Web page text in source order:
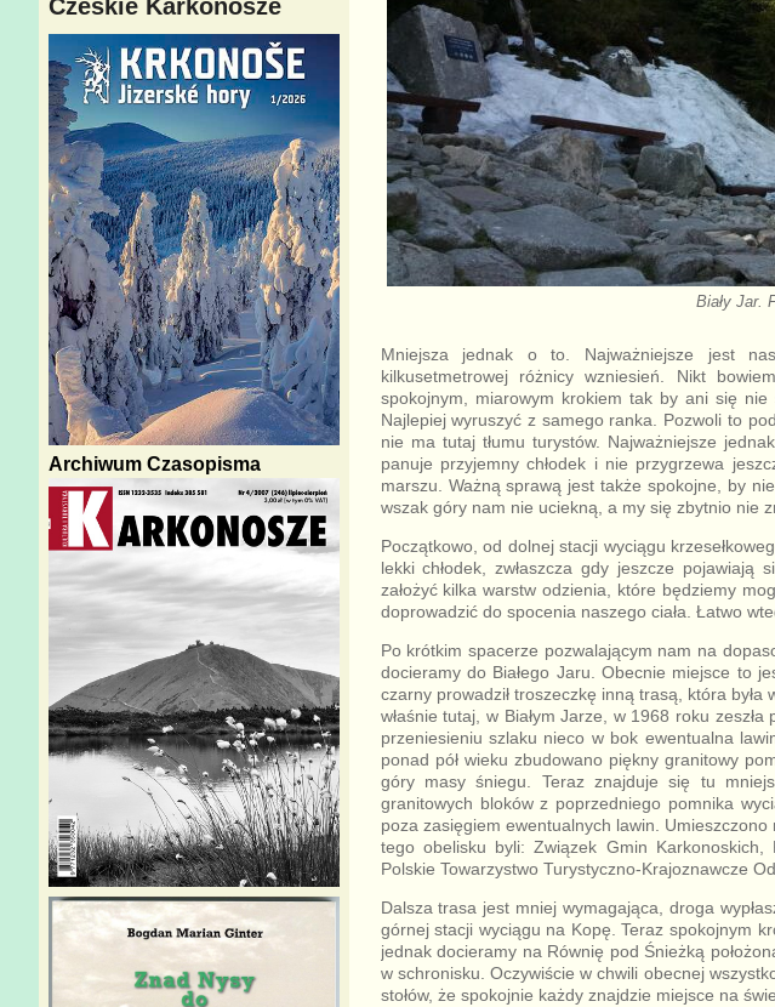
Biały Jar.
Mniejsza jednak o to. Najważniejsze jest
kilkusetmetrowej różnicy wzniesień. Nikt
spokojnym, miarowym krokiem tak by ani się
Najlepiej wyruszyć z samego ranka. Pozwoli to
nie ma tutaj tłumu turystów. Najważniejsze
panuje przyjemny chłodek i nie przygrzewa
marszu. Ważną sprawą jest także spokojne, by
wszak góry nam nie uciekną, a my się zbytnio nie
Początkowo, od dolnej stacji wyciągu
lekki chłodek, zwłaszcza gdy jeszcze
założyć kilka warstw odzienia, które będziemy
doprowadzić do spocenia naszego ciała. Łatwo
Po krótkim spacerze pozwalającym nam na
docieramy do Białego Jaru. Obecnie miejsce to
czarny prowadził troszeczkę inną trasą, która
właśnie tutaj, w Białym Jarze, w 1968 roku
przeniesieniu szlaku nieco w bok ewentualna
ponad pół wieku zbudowano piękny granitowy
góry masy śniegu. Teraz znajduje się tu
granitowych bloków z poprzedniego pomnika
poza zasięgiem ewentualnych lawin.
tego obelisku byli: Związek Gmin
Polskie Towarzystwo Turystyczno-Krajoznawcze
Dalsza trasa jest mniej wymagająca, droga
górnej stacji wyciągu na Kopę. Teraz spokojnym
jednak docieramy na Równię pod Śnieżką
w schronisku. Oczywiście w chwili obecnej
stołów, że spokojnie każdy znajdzie miejsce na
Czeskie Karkonosze
Archiwum Czasopisma